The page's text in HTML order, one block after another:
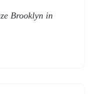
Brooklyn in